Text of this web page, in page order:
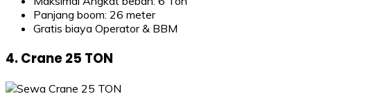
Panjang boom: 26 meter
Gratis biaya Operator & BBM
4. Crane 25 TON